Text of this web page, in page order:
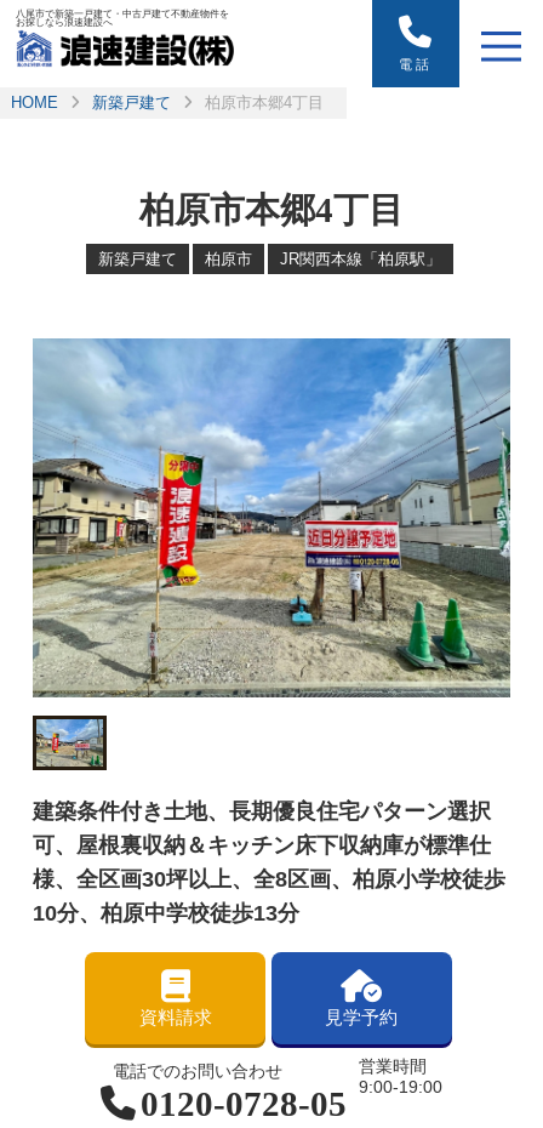
八尾市で新築一戸建て・中古戸建て不動産物件を
お探しなら浪速建設へ
電話
HOME 新築戸建て 柏原市本郷4丁目
柏原市本郷4丁目
新築戸建て 柏原市 JR関西本線「柏原駅」
建築条件付き土地、長期優良住宅パターン選択
可、屋根裏収納＆キッチン床下収納庫が標準仕
様、全区画30坪以上、全8区画、柏原小学校徒歩
10分、柏原中学校徒歩13分
資料請求 見学予約
電話でのお問い合わせ
0120-0728-05
営業時間
9:00-19:00